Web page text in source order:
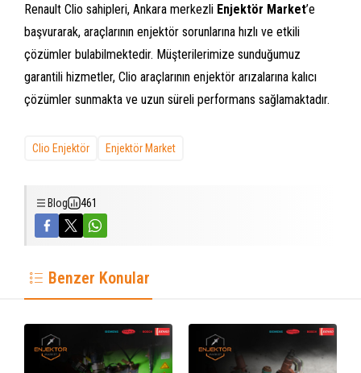
Renault Clio sahipleri, Ankara merkezli Enjektör Market’e
başvurarak, araçlarının enjektör sorunlarına hızlı ve etkili
çözümler bulabilmektedir. Müşterilerimize sunduğumuz
garantili hizmetler, Clio araçlarının enjektör arızalarına kalıcı
çözümler sunmakta ve uzun süreli performans sağlamaktadır.
Clio Enjektör Enjektör Market
Blog 461
Benzer Konular